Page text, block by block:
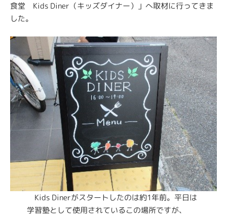
食堂 Kids Diner（キッズダイナー）」へ取材に行ってきま
した。
Kids Dinerがスタートしたのは約1年前。平日は
学習塾として使用されているこの場所ですが、